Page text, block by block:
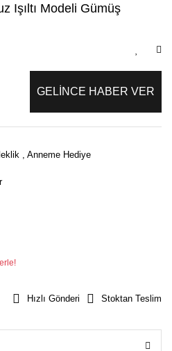
Işıltı Modeli Gümüş
GELİNCE HABER VER
,Anneme Hediye
Hızlı Gönderi Stoktan Teslim